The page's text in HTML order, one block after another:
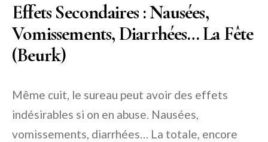
Effets Secondaires : Nausées,
Vomissements, Diarrhées… La Fête
(Beurk)
Même cuit, le sureau peut avoir des effets
indésirables si on en abuse. Nausées,
vomissements, diarrhées… La totale, encore